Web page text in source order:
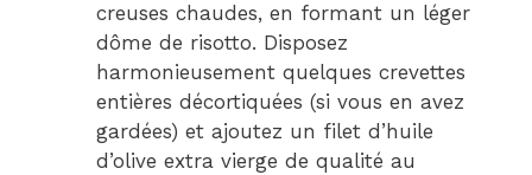
creuses chaudes, en formant un léger
dôme de risotto. Disposez
harmonieusement quelques crevettes
entières décortiquées (si vous en avez
gardées) et ajoutez un filet d’huile
d’olive extra vierge de qualité au